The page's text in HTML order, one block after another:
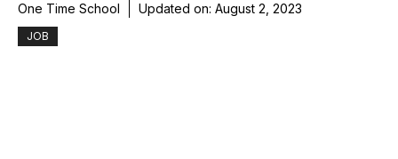
One Time School Updated on: August 2, 2023
JOB